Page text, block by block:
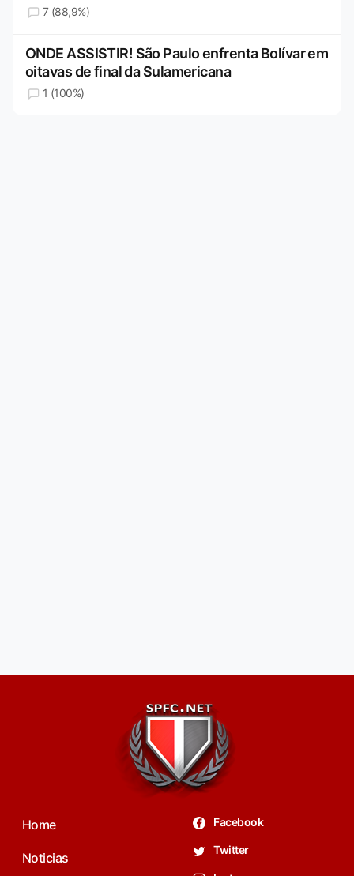
7 (88,9%)
ONDE ASSISTIR! São Paulo enfrenta Bolívar em
oitavas de final da Sulamericana
1 (100%)
Home
Noticias
Facebook
Twitter